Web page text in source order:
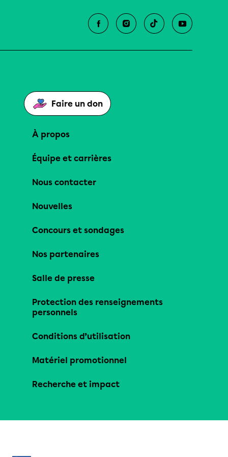
Faire un don
À propos
Équipe et carrières
Nous contacter
Nouvelles
Concours et sondages
Nos partenaires
Salle de presse
Protection des renseignements
personnels
Conditions d’utilisation
Matériel promotionnel
Recherche et impact